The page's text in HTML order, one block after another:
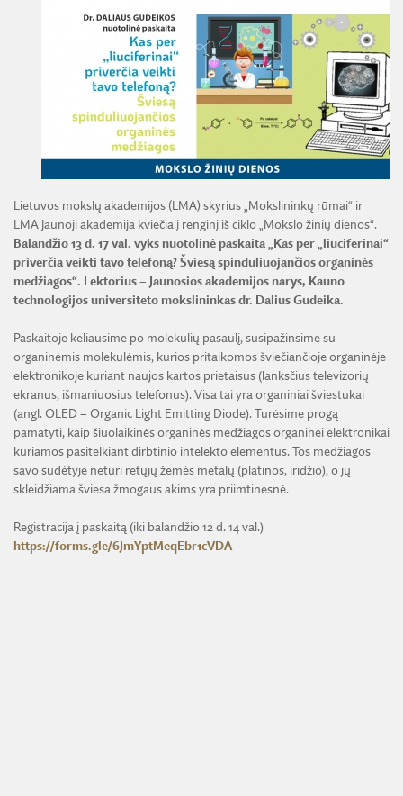
VIRTUALI LMA
TECHNIKOS MOKSLŲ SKYRIUS
JAUNOJI AKADEMIJA
SKYRIAI IR PADALINIAI
PAREIGYBIŲ APRAŠYMAS IR ATLIEKAMOS FUNKCIJOS
ŠVIESAUS ATMINIMO LMA NARIAI
MOKSLININKO ETIKOS KODEKSAS
KORUPCIJOS PREVENCIJA
PRANEŠĖJŲ APSAUGA
NUORODOS
BENDRADARBIAVIMAS SU REGIONAIS
LMA IR AKADEMIKAI ŽINIASKLAIDOJE
PASLAUGOS
ES SF PARAMA LMA
ATVIRI DUOMENYS
FINANSŲ KONTROLĖS TAISYKLĖS
ŪKIO SUBJEKTŲ PRIEŽIŪRA
TARNYBINIAI LENGVIEJI AUTOMOBILIAI
LĖŠOS VEIKLAI VIEŠINTI
Lietuvos mokslų akademijos (LMA) skyrius „Mokslininkų rūmai“ ir
LMA Jaunoji akademija kviečia į renginį iš ciklo „Mokslo žinių dienos“.
Balandžio 13 d. 17 val. vyks nuotolinė paskaita „Kas per „liuciferinai“
priverčia veikti tavo telefoną? Šviesą spinduliuojančios organinės
medžiagos“. Lektorius – Jaunosios akademijos narys, Kauno
technologijos universiteto mokslininkas dr. Dalius Gudeika.
Paskaitoje keliausime po molekulių pasaulį, susipažinsime su
organinėmis molekulėmis, kurios pritaikomos šviečiančioje organinėje
elektronikoje kuriant naujos kartos prietaisus (lanksčius televizorių
ekranus, išmaniuosius telefonus). Visa tai yra organiniai šviestukai
(angl. OLED – Organic Light Emitting Diode). Turėsime progą
pamatyti, kaip šiuolaikinės organinės medžiagos organinei elektronikai
kuriamos pasitelkiant dirbtinio intelekto elementus. Tos medžiagos
savo sudėtyje neturi retųjų žemės metalų (platinos, iridžio), o jų
skleidžiama šviesa žmogaus akims yra priimtinesnė.
Registracija į paskaitą (iki balandžio 12 d. 14 val.)
https://forms.gle/6JmYptMeqEbr1cVDA